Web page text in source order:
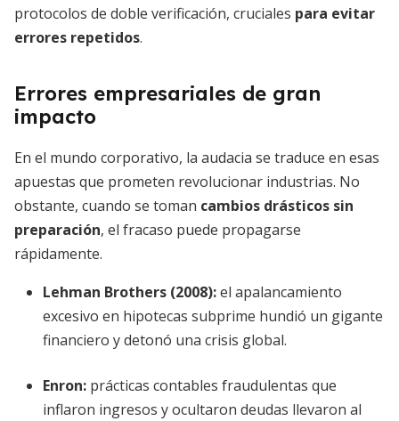
protocolos de doble verificación, cruciales para evitar
errores repetidos.
Errores empresariales de gran
impacto
En el mundo corporativo, la audacia se traduce en esas
apuestas que prometen revolucionar industrias. No
obstante, cuando se toman cambios drásticos sin
preparación, el fracaso puede propagarse
rápidamente.
Lehman Brothers (2008):el apalancamiento
excesivo en hipotecas subprime hundió un gigante
financiero y detonó una crisis global.
Enron: prácticas contables fraudulentas que
inflaron ingresos y ocultaron deudas llevaron al